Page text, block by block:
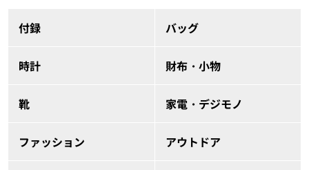
付録 バッグ
時計 財布・小物
靴 家電・デジモノ
ファッション アウトドア